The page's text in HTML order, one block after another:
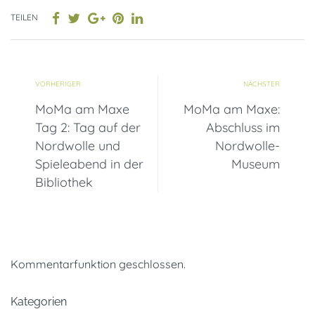
TEILEN
VORHERIGER
MoMa am Maxe
Tag 2: Tag auf der
Nordwolle und
Spieleabend in der
Bibliothek
NÄCHSTER
MoMa am Maxe:
Abschluss im
Nordwolle-
Museum
Kommentarfunktion geschlossen.
Kategorien